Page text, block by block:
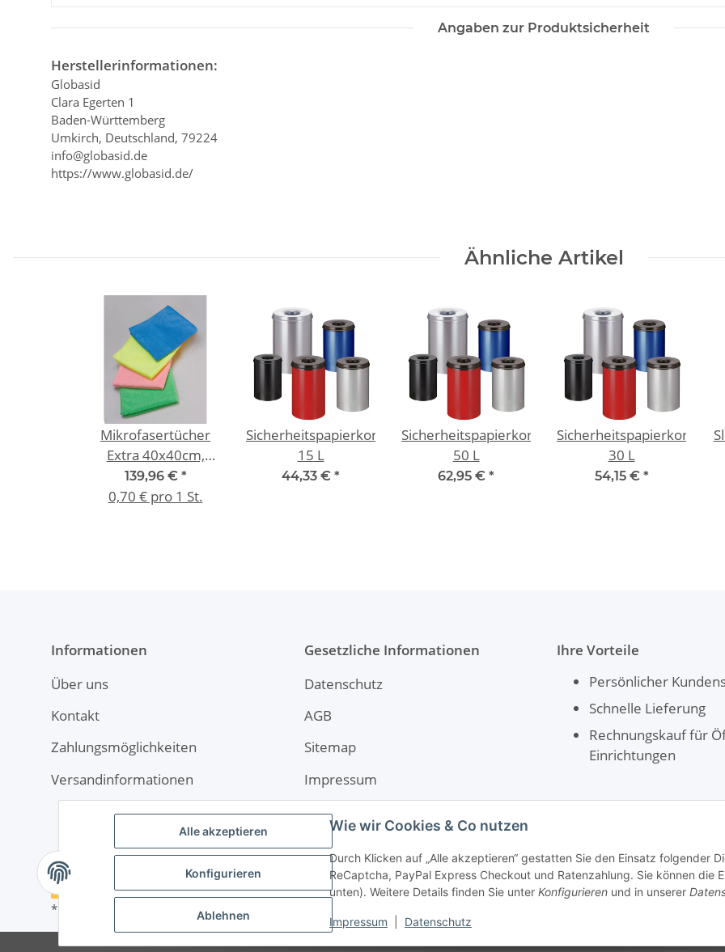
Alle akzeptieren
Konfigurieren
Ablehnen
Wie wir Cookies & Co nutzen
Durch Klicken auf „Alle akzeptieren“ gestatten Sie den Einsatz folgender
ReCaptcha, PayPal Express Checkout und Ratenzahlung. Sie können
unten). Weitere Details finden Sie unter Konfigurieren und in unserer
Impressum Datenschutz
Angaben zur Produktsicherheit
Herstellerinformationen:
Globasid
Clara Egerten 1
Baden-Württemberg
Umkirch, Deutschland, 79224
info@globasid.de
https://www.globasid.de/
Ähnliche Artikel
Mikrofasertücher
Extra 40x40cm,
VE=200 St.
139,96 € *
0,70 € pro 1 St.
Sicherheitspapierkorb
15 L
44,33 € *
Sicherheitspapierkorb
50 L
62,95 € *
Sicherheitspapierkorb
30 L
54,15 € *
Informationen
Über uns
Kontakt
Zahlungsmöglichkeiten
Versandinformationen
Gesetzliche Informationen
Datenschutz
AGB
Sitemap
Impressum
Widerrufsrecht
Ihre Vorteile
Persönlicher
Schnelle Lieferung
Rechnungskauf für
Einrichtungen
Vertrag widerrufen
* Alle Preise inkl. gesetzlicher USt., zzgl.